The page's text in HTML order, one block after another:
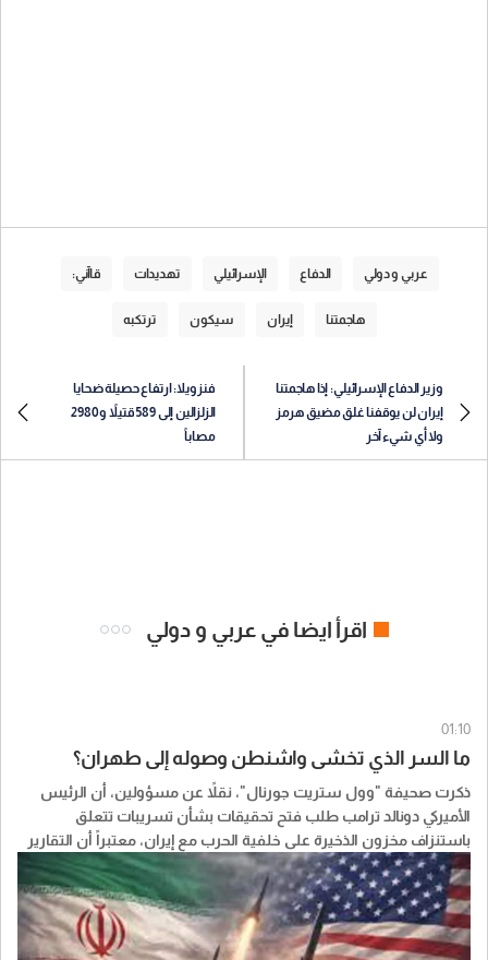
عربي و دولي الدفاع الإسرائيلي تهديدات قاآني:
هاجمتنا إيران سيكون ترتكبه
وزير الدفاع الإسرائيلي: إذا هاجمتنا
إيران لن يوقفنا غلق مضيق هرمز
ولا أي شيء آخر
فنزويلا: ارتفاع حصيلة ضحايا
الزلزالين إلى 589 قتيلاً و2980
مصاباً
اقرأ ايضا في عربي و دولي
01:10
ما السر الذي تخشى واشنطن وصوله إلى طهران؟
ذكرت صحيفة "وول ستريت جورنال"، نقلاً عن مسؤولين، أن الرئيس
الأميركي ​دونالد ترامب​ طلب فتح تحقيقات بشأن تسريبات تتعلق
باستنزاف مخزون الذخيرة على خلفية الحرب مع إيران، معتبراً أن التقارير
عن مستويات الذخيرة قد تمنح النظام الإيراني جرأة أكبر وتضعف مساعي
واشنطن لكبح برنامج ايران النووي.